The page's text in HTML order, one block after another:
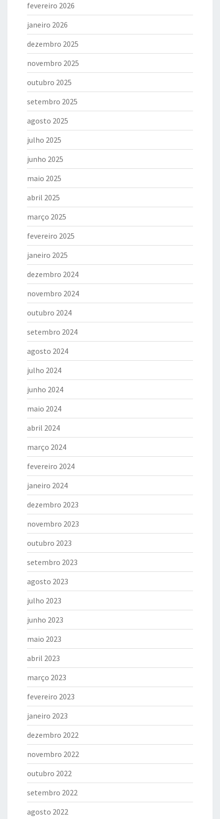
fevereiro 2026
janeiro 2026
dezembro 2025
novembro 2025
outubro 2025
setembro 2025
agosto 2025
julho 2025
junho 2025
maio 2025
abril 2025
março 2025
fevereiro 2025
janeiro 2025
dezembro 2024
novembro 2024
outubro 2024
setembro 2024
agosto 2024
julho 2024
junho 2024
maio 2024
abril 2024
março 2024
fevereiro 2024
janeiro 2024
dezembro 2023
novembro 2023
outubro 2023
setembro 2023
agosto 2023
julho 2023
junho 2023
maio 2023
abril 2023
março 2023
fevereiro 2023
janeiro 2023
dezembro 2022
novembro 2022
outubro 2022
setembro 2022
agosto 2022